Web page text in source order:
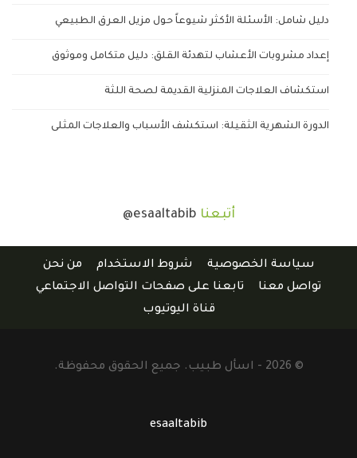
دليل شامل: الأسئلة الأكثر شيوعاً حول مزيل العرق الطبيعي
إعداد مشروبات الأعشاب لتهدئة القلق: دليل متكامل وموثوق
استكشاف العلاجات المنزلية القديمة لصحة اللثة
الدورة الشهرية الثقيلة: استكشف الأسباب والعلاجات المثلى
أتبعنا @esaaltabib
سياسة الخصوصية شروط الاستخدام
من نحن
تواصل معنا
تابعنا على صفحات التواصل الاجتماعي
قناة اليوتيوب
© 2026 - اسأل طبيب. جميع الحقوق محفوظة.
esaaltabib